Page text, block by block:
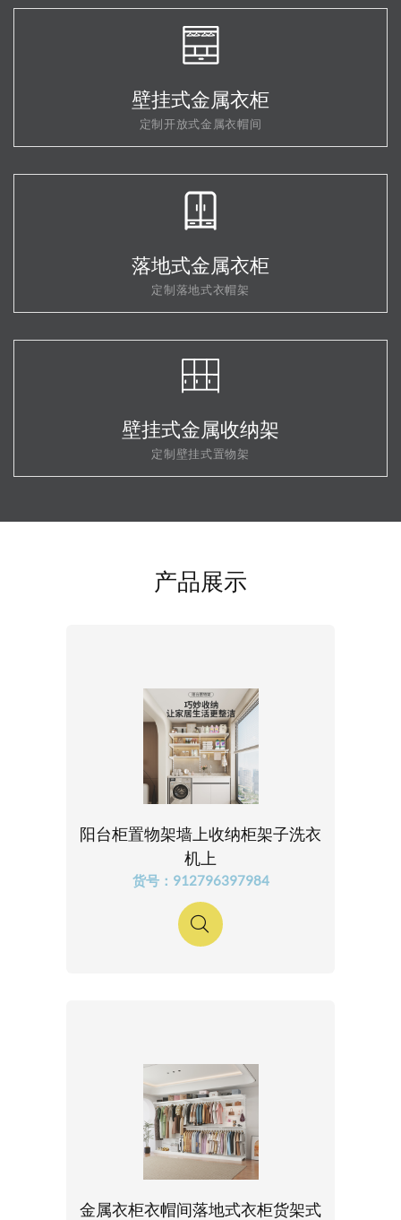
壁挂式金属衣柜
定制开放式金属衣帽间
落地式金属衣柜
定制落地式衣帽架
壁挂式金属收纳架
定制壁挂式置物架
产品展示
阳台柜置物架墙上收纳柜架子洗衣
机上
货号：912796397984
金属衣柜衣帽间落地式衣柜货架式